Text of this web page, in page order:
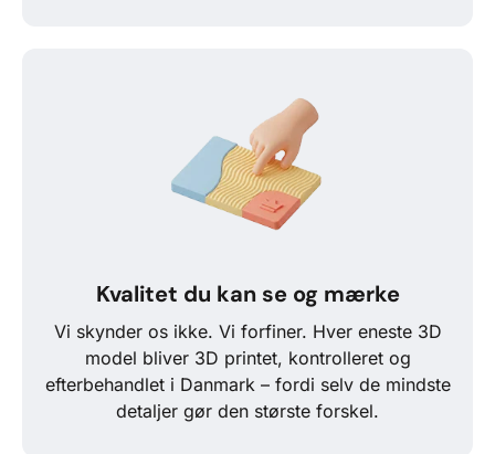
Kvalitet du kan se og mærke
Vi skynder os ikke. Vi forfiner. Hver eneste 3D
model bliver 3D printet, kontrolleret og
efterbehandlet i Danmark – fordi selv de mindste
detaljer gør den største forskel.